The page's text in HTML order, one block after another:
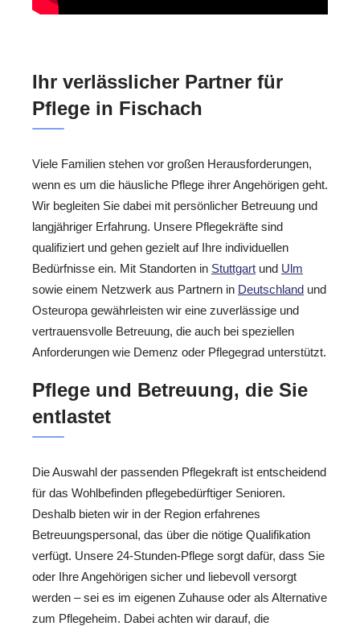
Ihr verlässlicher Partner für
Pflege in Fischach
Viele Familien stehen vor großen Herausforderungen,
wenn es um die häusliche Pflege ihrer Angehörigen geht.
Wir begleiten Sie dabei mit persönlicher Betreuung und
langjähriger Erfahrung. Unsere Pflegekräfte sind
qualifiziert und gehen gezielt auf Ihre individuellen
Bedürfnisse ein. Mit Standorten in Stuttgart und Ulm
sowie einem Netzwerk aus Partnern in Deutschland und
Osteuropa gewährleisten wir eine zuverlässige und
vertrauensvolle Betreuung, die auch bei speziellen
Anforderungen wie Demenz oder Pflegegrad unterstützt.
Pflege und Betreuung, die Sie
entlastet
Die Auswahl der passenden Pflegekraft ist entscheidend
für das Wohlbefinden pflegebedürftiger Senioren.
Deshalb bieten wir in der Region erfahrenes
Betreuungspersonal, das über die nötige Qualifikation
verfügt. Unsere 24-Stunden-Pflege sorgt dafür, dass Sie
oder Ihre Angehörigen sicher und liebevoll versorgt
werden – sei es im eigenen Zuhause oder als Alternative
zum Pflegeheim. Dabei achten wir darauf, die